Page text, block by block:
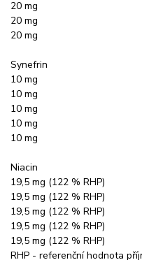
20 mg
20 mg
20 mg
Synefrin
10 mg
10 mg
10 mg
10 mg
10 mg
Niacin
19,5 mg (122 % RHP)
19,5 mg (122 % RHP)
19,5 mg (122 % RHP)
19,5 mg (122 % RHP)
19,5 mg (122 % RHP)
RHP - referenční hodnota